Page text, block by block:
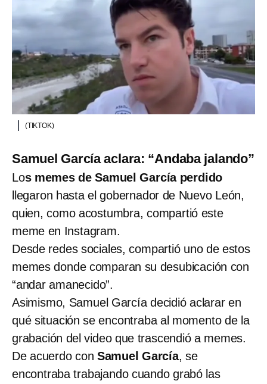
(TIKTOK)
Samuel García aclara: “Andaba jalando”
Los memes de Samuel García perdido
llegaron hasta el gobernador de Nuevo León,
quien, como acostumbra, compartió este
meme en Instagram.
Desde redes sociales, compartió uno de estos
memes donde comparan su desubicación con
“andar amanecido”.
Asimismo, Samuel García decidió aclarar en
qué situación se encontraba al momento de la
grabación del video que trascendió a memes.
De acuerdo con Samuel García, se
encontraba trabajando cuando grabó las